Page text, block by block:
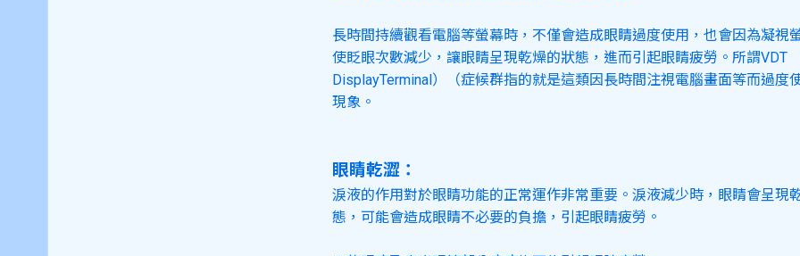
長時間持續觀看電腦等螢幕時，不僅會造成眼睛過度使用，也會因為凝視
使眨眼次數減少，讓眼睛呈現乾燥的狀態，進而引起眼睛疲勞。所謂VDT
DisplayTerminal）（症候群指的就是這類因長時間注視電腦畫面等而過度
現象。
眼睛乾澀：
淚液的作用對於眼睛功能的正常運作非常重要。淚液減少時，眼睛會呈現
態，可能會造成眼睛不必要的負擔，引起眼睛疲勞。